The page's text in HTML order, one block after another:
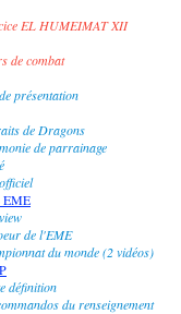
EL HUMEIMAT XII
de combat
présentation
de Dragons
de parrainage
EME
de l'EME
du monde (2 vidéos)
définition
du renseignement